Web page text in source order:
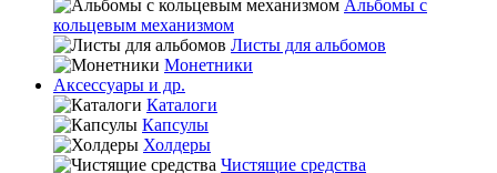
Альбомы с
кольцевым механизмом
Листы для альбомов
Монетники
Аксессуары и др.
Каталоги
Капсулы
Холдеры
Чистящие средства